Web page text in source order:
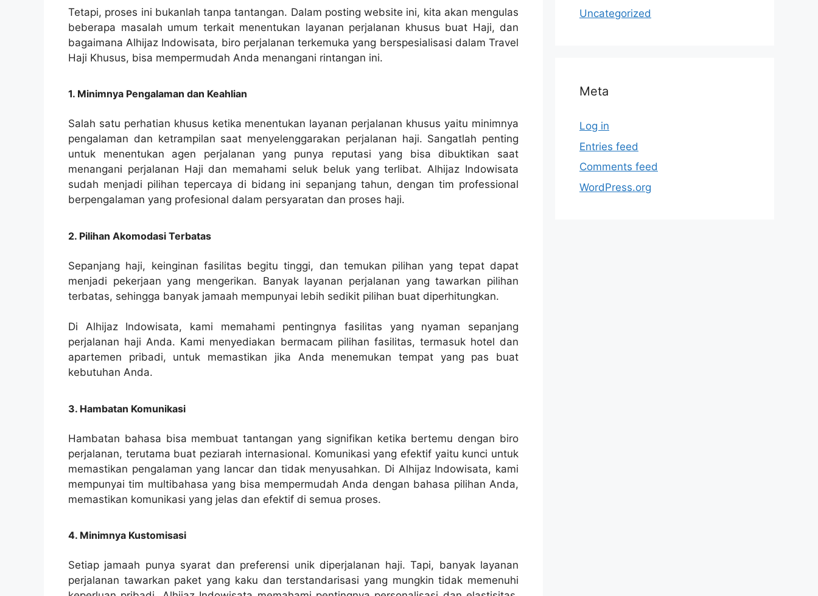
Tetapi, proses ini bukanlah tanpa tantangan. Dalam posting website ini, kita akan mengulas
beberapa masalah umum terkait menentukan layanan perjalanan khusus buat Haji, dan
bagaimana Alhijaz Indowisata, biro perjalanan terkemuka yang berspesialisasi dalam Travel
Haji Khusus, bisa mempermudah Anda menangani rintangan ini.
1. Minimnya Pengalaman dan Keahlian
Salah satu perhatian khusus ketika menentukan layanan perjalanan khusus yaitu minimnya
pengalaman dan ketrampilan saat menyelenggarakan perjalanan haji. Sangatlah penting
untuk menentukan agen perjalanan yang punya reputasi yang bisa dibuktikan saat
menangani perjalanan Haji dan memahami seluk beluk yang terlibat. Alhijaz Indowisata
sudah menjadi pilihan tepercaya di bidang ini sepanjang tahun, dengan tim professional
berpengalaman yang profesional dalam persyaratan dan proses haji.
2. Pilihan Akomodasi Terbatas
Sepanjang haji, keinginan fasilitas begitu tinggi, dan temukan pilihan yang tepat dapat
menjadi pekerjaan yang mengerikan. Banyak layanan perjalanan yang tawarkan pilihan
terbatas, sehingga banyak jamaah mempunyai lebih sedikit pilihan buat diperhitungkan.
Di Alhijaz Indowisata, kami memahami pentingnya fasilitas yang nyaman sepanjang
perjalanan haji Anda. Kami menyediakan bermacam pilihan fasilitas, termasuk hotel dan
apartemen pribadi, untuk memastikan jika Anda menemukan tempat yang pas buat
kebutuhan Anda.
3. Hambatan Komunikasi
Hambatan bahasa bisa membuat tantangan yang signifikan ketika bertemu dengan biro
perjalanan, terutama buat peziarah internasional. Komunikasi yang efektif yaitu kunci untuk
memastikan pengalaman yang lancar dan tidak menyusahkan. Di Alhijaz Indowisata, kami
mempunyai tim multibahasa yang bisa mempermudah Anda dengan bahasa pilihan Anda,
memastikan komunikasi yang jelas dan efektif di semua proses.
4. Minimnya Kustomisasi
Setiap jamaah punya syarat dan preferensi unik diperjalanan haji. Tapi, banyak layanan
perjalanan tawarkan paket yang kaku dan terstandarisasi yang mungkin tidak memenuhi
Uncategorized
Meta
Log in
Entries feed
Comments feed
WordPress.org